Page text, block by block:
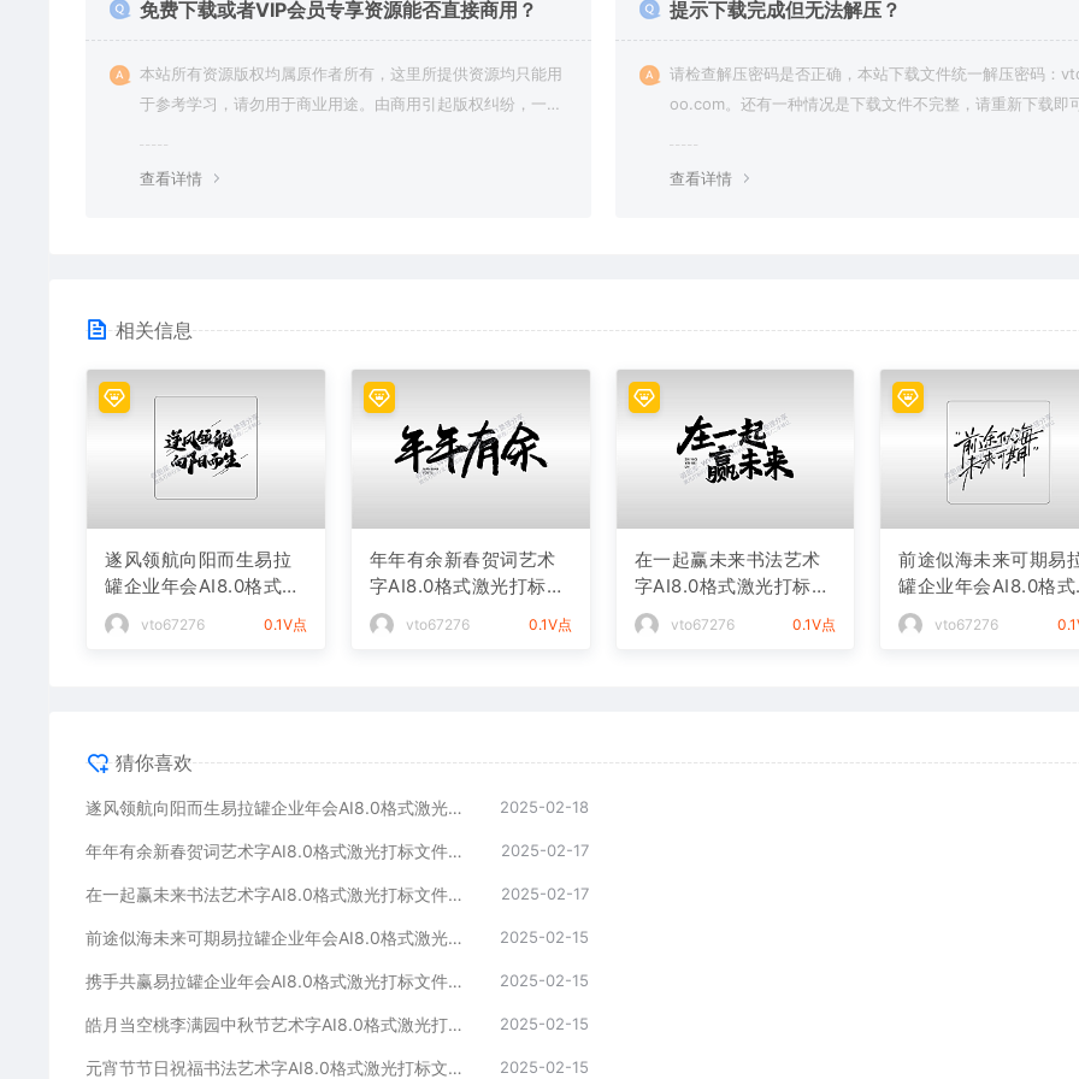
免费下载或者VIP会员专享资源能否直接商用？
本站所有资源版权均属原作者所有，这里所提供资源均只能用
于参考学习，请勿用于商业用途。由商用引起版权纠纷，一切
查看详情
提示下载完成但无法解压？
请检查解压密码是否正确，本站下载文件统一解压密码：
oo.com。还有一种情况是下载文件不完整，请重新下载即可
查看详情
相关信息
遂风领航向阳而生易拉
罐企业年会AI8.0格式激
光打标文件通用矢量图
vto67276 0.1V点
年年有余新春贺词艺术
字AI8.0格式激光打标文
件通用矢量图
vto67276 0.1V点
在一起赢未来书法艺术
字AI8.0格式激光打标文
件通用矢量图
vto67276 0.1V点
前途似海未来可期易
罐企业年会AI8.0格式
光打标文件通用矢量图
vto67276
猜你喜欢
遂风领航向阳而生易拉罐企业年会AI8.0格式激光打标文件通用矢量图 2025-02-18
年年有余新春贺词艺术字AI8.0格式激光打标文件通用矢量图 2025-02-17
在一起赢未来书法艺术字AI8.0格式激光打标文件通用矢量图 2025-02-17
前途似海未来可期易拉罐企业年会AI8.0格式激光打标文件通用矢量图 2025-02-15
携手共赢易拉罐企业年会AI8.0格式激光打标文件通用矢量图 2025-02-15
皓月当空桃李满园中秋节艺术字AI8.0格式激光打标文件通用矢量图 2025-02-15
元宵节节日祝福书法艺术字AI8.0格式激光打标文件通用矢量图 2025-02-15